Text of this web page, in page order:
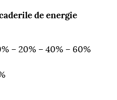
de energie
– 20% – 40% – 60%